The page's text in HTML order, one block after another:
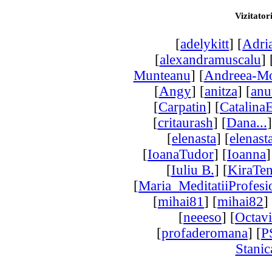
[adelykitt] [
[alexandramuscalu]
Munteanu] [Andreea-
[Angy] [anitza] [
[Carpatin] [
[critaurash] [Dana...
[elenasta] [
[IoanaTudor] [Ioanna
[Iuliu B.] [
[
[mihai81 ] [mihai82]
[neeeso] [
[profaderomana] [